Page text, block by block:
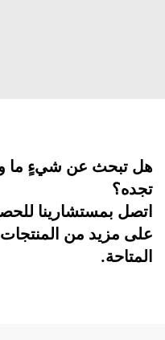
هل تبحث عن شيءٍ ما
تجده؟
اتصل بمستشارينا
على مزيد من المنتجات
المتاحة.